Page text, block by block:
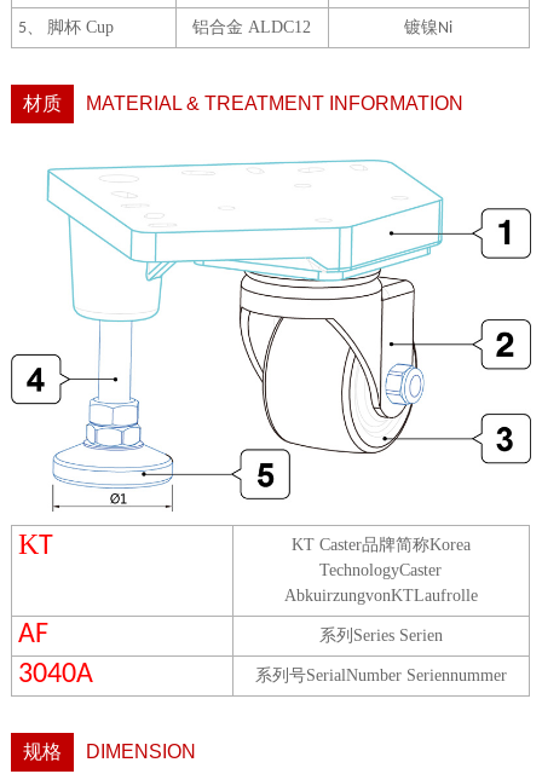
5、 脚杯 Cup 铝合金ALDC12 镀镍Ni
材质 MATERIAL & TREATMENT INFORMATION
KT KT Caster品牌简称Korea
TechnologyCaster
AbkuirzungvonKTLaufrolle
AF 系列 Series Serien
3040A 系列号SerialNumber Seriennummer
规格 DIMENSION